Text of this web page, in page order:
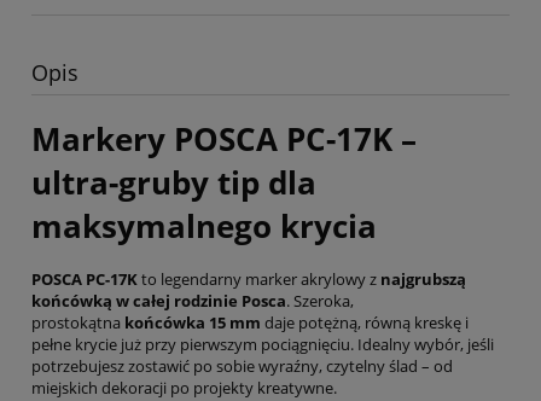
Opis
Markery POSCA PC-17K –
ultra-gruby tip dla
maksymalnego krycia
POSCA PC-17Kto legendarny marker akrylowy z najgrubszą
końcówką w całej rodzinie Posca. Szeroka,
prostokątna końcówka 15 mm daje potężną, równą kreskę i
pełne krycie już przy pierwszym pociągnięciu. Idealny wybór, jeśli
potrzebujesz zostawić po sobie wyraźny, czytelny ślad – od
miejskich dekoracji po projekty kreatywne.